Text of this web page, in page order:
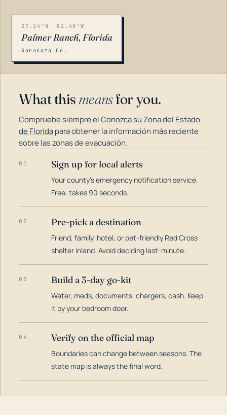
27.24°N -82.48°W
Palmer Ranch, Florida
Sarasota Co.
What this meansfor you.
Compruebe siempre elConozca su Zona del Estado
de Floridapara obtener la información más reciente
sobre las zonas de evacuación.
01 Sign up for local alerts
Your county's emergency notification service.
Free, takes 90 seconds.
02 Pre-pick a destination
Friend, family, hotel, or pet-friendly Red Cross
shelter inland. Avoid deciding last-minute.
03 Build a 3-day go-kit
Water, meds, documents, chargers, cash. Keep
it by your bedroom door.
04 Verify on the official map
Boundaries can change between seasons. The
state map is always the final word.